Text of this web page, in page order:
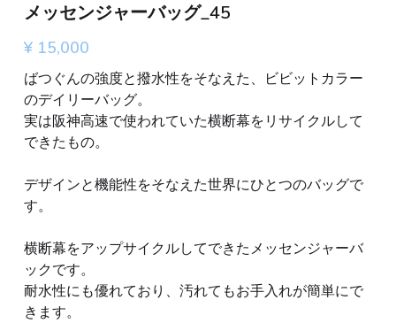
メッセンジャーバッグ_45
¥ 15,000
ばつぐんの強度と撥水性をそなえた、ビビットカラー
のデイリーバッグ。
実は阪神高速で使われていた横断幕をリサイクルして
できたもの。
デザインと機能性をそなえた世界にひとつのバッグで
す。
横断幕をアップサイクルしてできたメッセンジャーバ
ックです。
耐水性にも優れており、汚れてもお手入れが簡単にで
きます。